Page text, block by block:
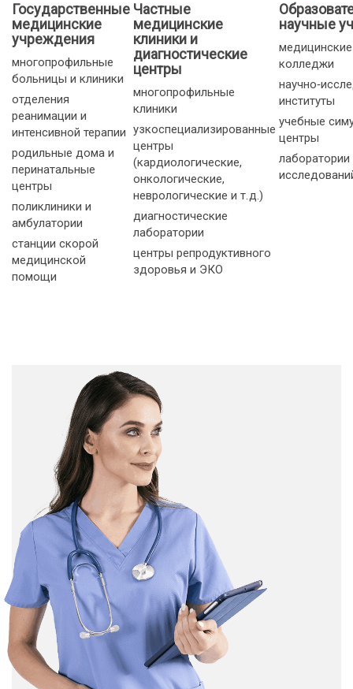
Государственные
медицинские
учреждения
многопрофильные
больницы и клиники
отделения
реанимации и
интенсивной терапии
родильные дома и
перинатальные
центры
поликлиники и
амбулатории
станции скорой
медицинской
помощи
Частные
медицинские
клиники и
диагностические
центры
многопрофильные
клиники
узкоспециализированные
центры
(кардиологические,
онкологические,
неврологические и т. д.)
диагностические
лаборатории
центры репродуктивного
здоровья и ЭКО
научные
колледжи
институты
учебные
центры
лаборатории